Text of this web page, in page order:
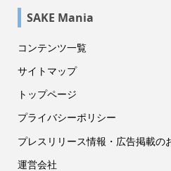
SAKE Mania
コンテンツ一覧
サイトマップ
トップページ
プライバシーポリシー
プレスリリース情報・広告掲載の
運営会社